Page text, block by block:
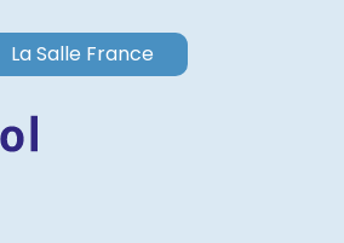
La Salle France